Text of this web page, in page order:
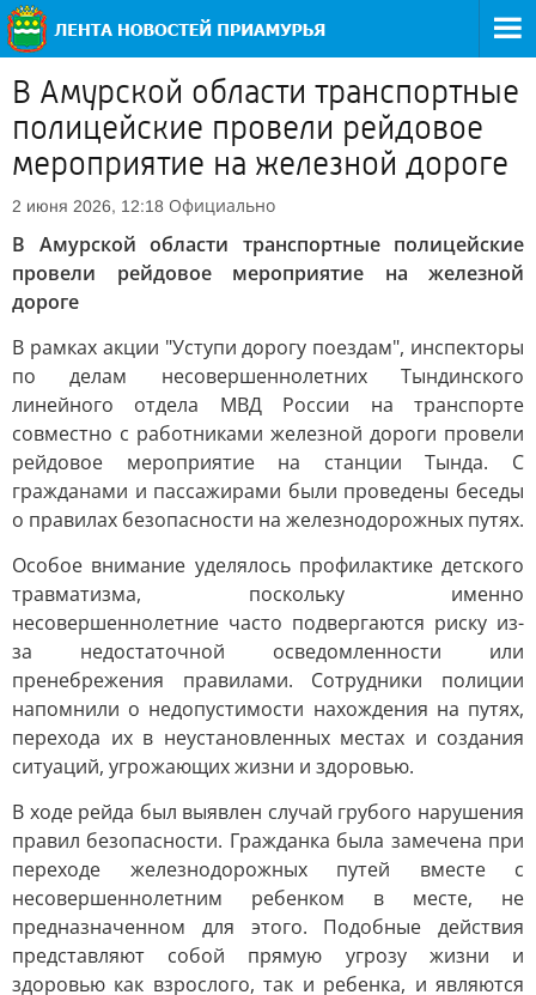
В Амурской области транспортные
полицейские провели рейдовое
мероприятие на железной дороге
2 июня 2026, 12:18 Официально
В Амурской области транспортные полицейские
провели рейдовое мероприятие на железной
дороге
В рамках акции "Уступи дорогу поездам", инспекторы
по делам несовершеннолетних Тындинского
линейного отдела МВД России на транспорте
совместно с работниками железной дороги провели
рейдовое мероприятие на станции Тында. С
гражданами и пассажирами были проведены беседы
о правилах безопасности на железнодорожных путях.
Особое внимание уделялось профилактике детского
травматизма, поскольку именно
несовершеннолетние часто подвергаются риску из-
за недостаточной осведомленности или
пренебрежения правилами. Сотрудники полиции
напомнили о недопустимости нахождения на путях,
перехода их в неустановленных местах и создания
ситуаций, угрожающих жизни и здоровью.
В ходе рейда был выявлен случай грубого нарушения
правил безопасности. Гражданка была замечена при
переходе железнодорожных путей вместе с
несовершеннолетним ребенком в месте, не
предназначенном для этого. Подобные действия
представляют собой прямую угрозу жизни и
здоровью как взрослого, так и ребенка, и являются